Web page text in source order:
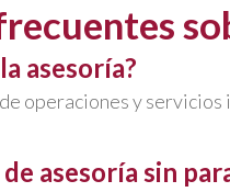
asesoría?
operaciones y servicios
asesoría sin